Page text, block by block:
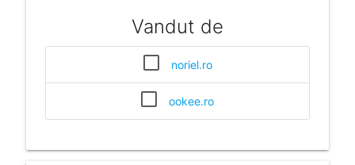
Vandut de
noriel.ro
ookee.ro